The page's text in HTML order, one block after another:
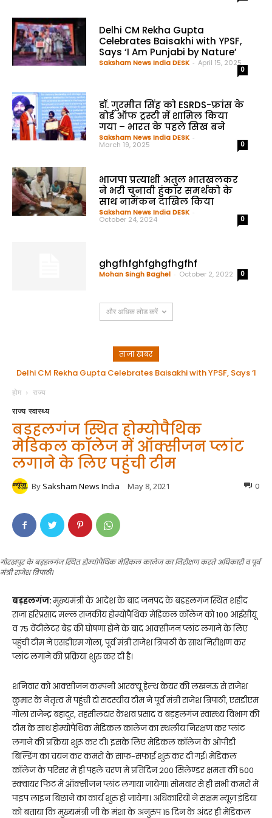
Delhi CM Rekha Gupta
Celebrates Baisakhi with YPSF,
Says ‘I Am Punjabi by Nature’
Saksham News India DESK - April 15, 2025
0
डॉ. गुरमीत सिंह को ESRDS-फ्रांस के
बोर्ड ऑफ ट्रस्टी में शामिल किया
गया – भारत के पहले सिख बने
Saksham News India DESK -
March 19, 2025 0
भाजपा प्रत्याशी अतुल भातखलकर
ने भरी चुनावी हुंकार समर्थको के
साथ नामंकन दाखिल किया
Saksham News India DESK -
October 24, 2024 0
ghgfhfghfghgfhgfhf
Mohan Singh Baghel - October 2, 2022 0
और अधिक लोड करें